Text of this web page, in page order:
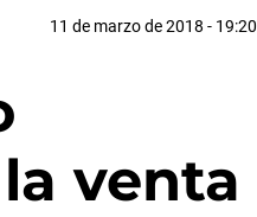
11 de marzo de 2018 - 19:20
venta